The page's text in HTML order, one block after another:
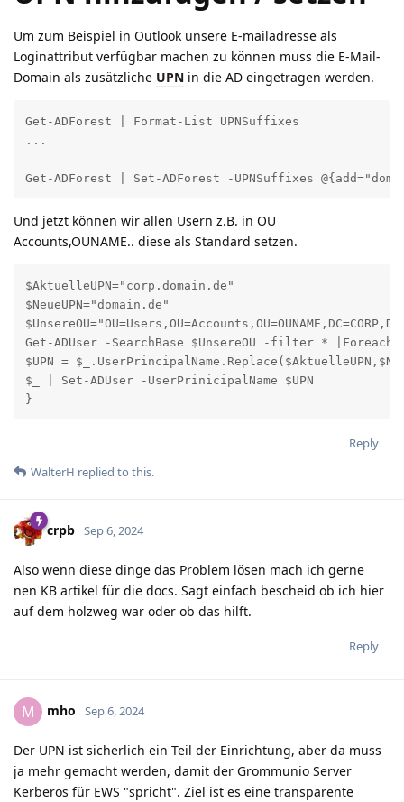
Um zum Beispiel in Outlook unsere E-mailadresse als
Loginattribut verfügbar machen zu können muss die E-Mail-
Domain als zusätzliche UPN in die AD eingetragen werden.
Get-ADForest | Format-List UPNSuffixes
...
Get-ADForest | Set-ADForest -UPNSuffixes
Und jetzt können wir allen Usern z.B. in OU
Accounts,OUNAME.. diese als Standard setzen.
$AktuelleUPN="corp.domain.de"
$NeueUPN="domain.de"
Get-ADUser -SearchBase $UnsereOU -filter *
$UPN =
$_ | Set-ADUser -UserPrinicipalName $UPN
}
Reply
WalterH replied to this.
crpb Sep 6, 2024
Also wenn diese dinge das Problem lösen mach ich gerne
nen KB artikel für die docs. Sagt einfach bescheid ob ich hier
auf dem holzweg war oder ob das hilft.
Reply
M mho Sep 6, 2024
Der UPN ist sicherlich ein Teil der Einrichtung, aber da muss
ja mehr gemacht werden, damit der Grommunio Server
Kerberos für EWS "spricht". Ziel ist es eine transparente